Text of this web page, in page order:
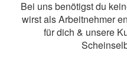
Bei uns benötigst du
wirst als Arbeitnehmer
für dich & unsere